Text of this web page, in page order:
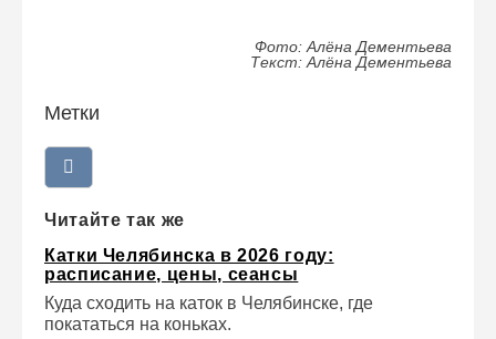
Фото: Алёна Дементьева
Текст: Алёна Дементьева
Метки
Читайте так же
Катки Челябинска в 2026 году:
расписание, цены, сеансы
Куда сходить на каток в Челябинске, где
покататься на коньках.